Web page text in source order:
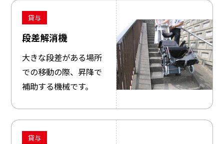
貸与
段差解消機
大きな段差がある場所
での移動の際、昇降で
補助する機械です。
貸与